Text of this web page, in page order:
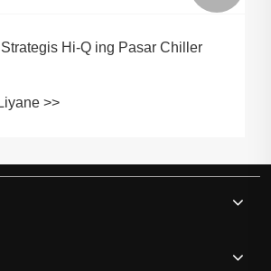
Hi-Q ing Pasar Chiller
>>